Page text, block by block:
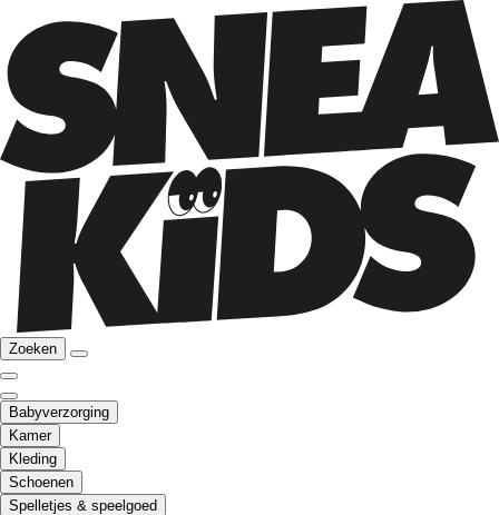
Zoeken
Babyverzorging
Kamer
Kleding
Schoenen
Spelletjes & speelgoed